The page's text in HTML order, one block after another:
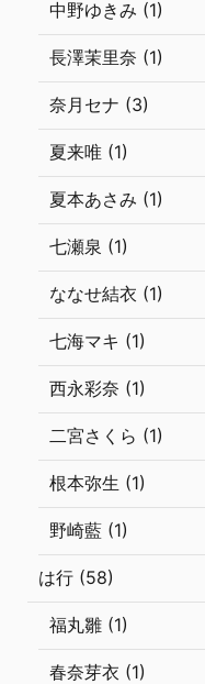
中野ゆきみ (1)
長澤茉里奈 (1)
奈月セナ (3)
夏来唯 (1)
夏本あさみ (1)
七瀬泉 (1)
ななせ結衣 (1)
七海マキ (1)
西永彩奈 (1)
二宮さくら (1)
根本弥生 (1)
野崎藍 (1)
は行 (58)
福丸雛 (1)
春奈芽衣 (1)